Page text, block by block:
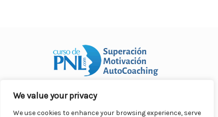
We value your privacy
We use cookies to enhance your browsing experience, serve
Curso Práctico de PNL a distancia
derechos reservados.